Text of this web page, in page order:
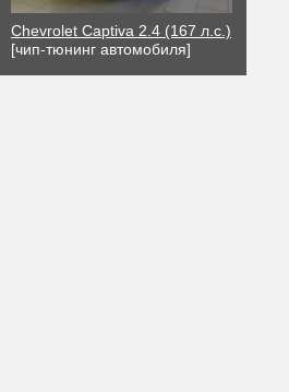
Chevrolet Captiva 2.4 (167 л.с.)
[чип-тюнинг автомобиля]